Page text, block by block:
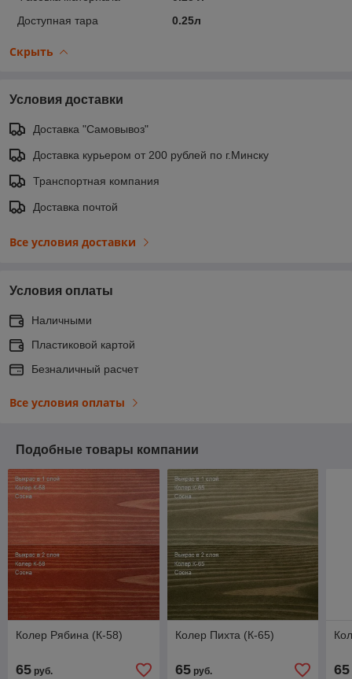
Доступная тара
0.25л
Скрыть
Условия доставки
Доставка "Самовывоз"
Доставка курьером от 200 рублей по г.Минску
Транспортная компания
Доставка почтой
Все условия доставки
Условия оплаты
Наличными
Пластиковой картой
Безналичный расчет
Все условия оплаты
Подобные товары компании
Колер Рябина (К-58)
65 руб.
Колер Пихта (К-65)
65руб. 65